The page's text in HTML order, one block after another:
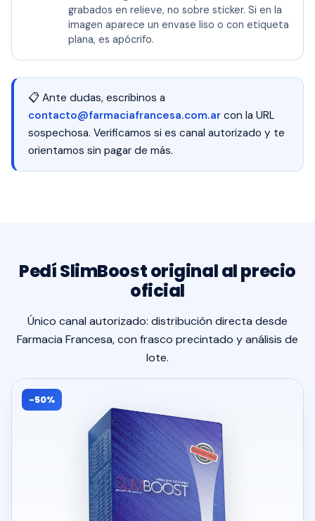
grabados en relieve, no sobre sticker. Si en la
imagen aparece un envase liso o con etiqueta
plana, es apócrifo.
📋 Ante dudas, escribinos a
contacto@farmaciafrancesa.com.ar con la URL
sospechosa. Verificamos si es canal autorizado y te
orientamos sin pagar de más.
Pedí SlimBoost original al precio
oficial
Único canal autorizado: distribución directa desde
Farmacia Francesa, con frasco precintado y análisis de
lote.
-50%